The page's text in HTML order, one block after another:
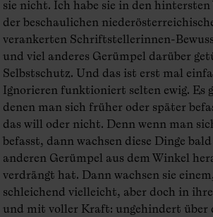
sie nicht. Ich habe sie in den
der beschaulichen
verankerten Schriftstellerinnen-
und viel anderes Gerümpel darüber
Selbstschutz. Und das ist erst mal
Ignorieren funktioniert selten ewig. Es
denen man sich früher oder später
das will oder nicht. Denn wenn man
befasst, dann wachsen diese Dinge
anderen Gerümpel aus dem Winkel
verdrängt hat. Dann wachsen sie
schleichend vielleicht, aber doch in
und mit voller Kraft: ungehindert über